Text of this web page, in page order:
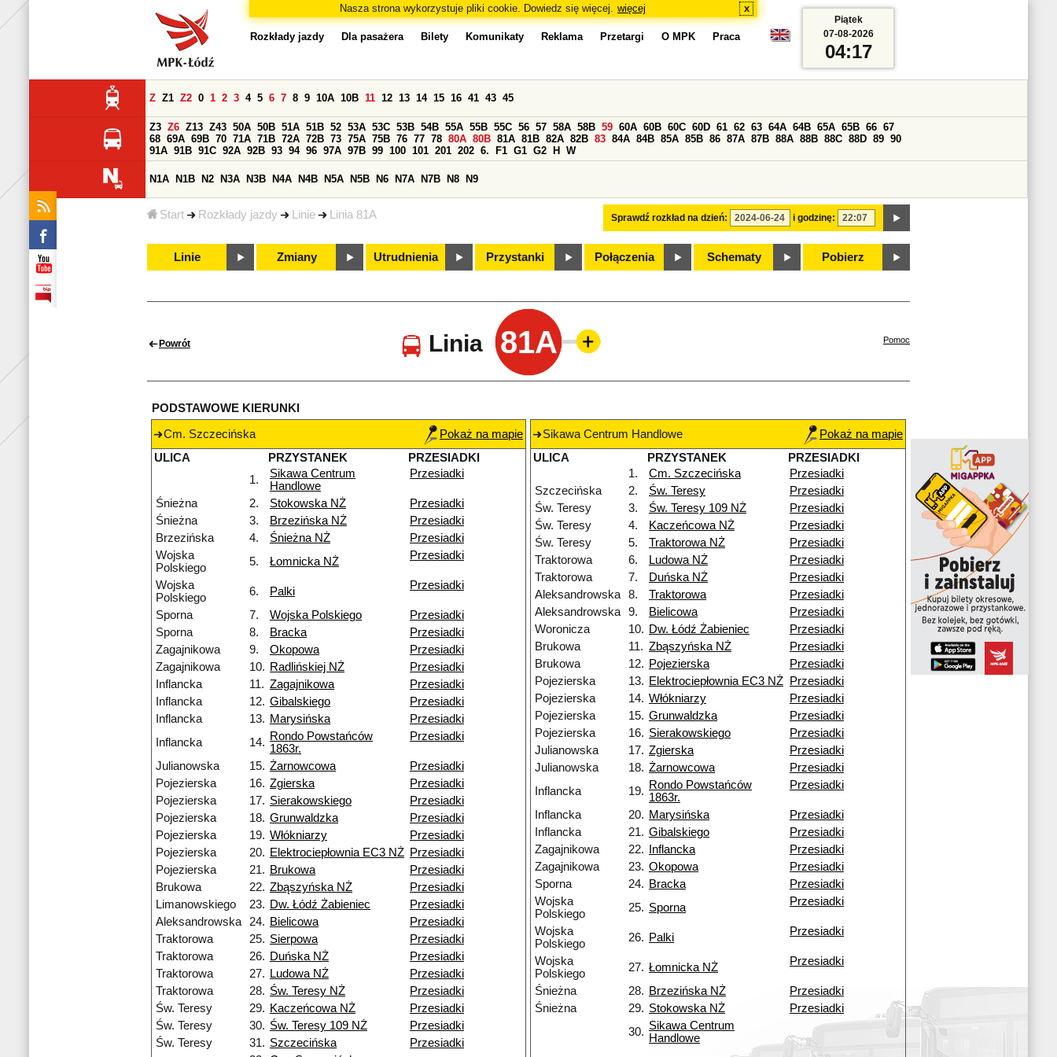
Nasza strona wykorzystuje pliki cookie. Dowiedz się więcej. więcej x
Start Rozkłady jazdy Linie Linia 81A
Rozkłady jazdy Dla pasażera Bilety Komunikaty Reklama Przetargi O MPK Praca
Sprawdź rozkład na dzień: i godzinę:
Z Z1 Z2 0 1 2 3 4 5 6 7 8 9 10A 10B 11 12 13 14 15 16 41 43 45
Z3 Z6 Z13 Z43 50A 50B 51A 51B 52 53A 53C 53B 54B 55A 55B 55C 56 57 58A 58B 59 60A 60B 60C 60D 61 62 63 64A 64B 65A 65B 66 67
68 69A 69B 70 71A 71B 72A 72B 73 75A 75B 76 77 78 80A 80B 81A 81B 82A 82B 83 84A 84B 85A 85B 86 87A 87B 88A 88B 88C 88D 89 90
91A 91B 91C 92A 92B 93 94 96 97A 97B 99 100 101 201 202 6. F1 G1 G2 H W
N1A N1B N2 N3A N3B N4A N4B N5A N5B N6 N7A N7B N8 N9
Linie Zmiany Utrudnienia Przystanki Połączenia Schematy Pobierz
Piątek
07-08-2026
04:17
Powrót Linia 81A Pomoc
PODSTAWOWE KIERUNKI
Cm. Szczecińska
Pokaż na mapie
ULICA
PRZYSTANEK
PRZESIADKI
1.
Sikawa Centrum
Handlowe
Przesiadki
Śnieżna 2. Stokowska NŻ
Przesiadki
Śnieżna
3. Brzezińska NŻ
Przesiadki
Brzezińska
4. Śnieżna NŻ
Przesiadki
Wojska
Polskiego
5. Łomnicka NŻ Przesiadki
Wojska
Polskiego
6. Palki Przesiadki
Sporna 7. Wojska Polskiego
Przesiadki
Sporna
8. Bracka
Przesiadki
Zagajnikowa
9. Okopowa
Przesiadki
Zagajnikowa
10. Radlińskiej NŻ
Przesiadki
Inflancka
11. Zagajnikowa
Przesiadki
Inflancka
12. Gibalskiego
Przesiadki
Inflancka
13. Marysińska
Przesiadki
Inflancka
14. Rondo Powstańców
1863r.
Przesiadki
Julianowska 15. Żarnowcowa
Przesiadki
Pojezierska
16. Zgierska
Przesiadki
Pojezierska
17. Sierakowskiego
Przesiadki
Pojezierska
18. Grunwaldzka
Przesiadki
Pojezierska
19. Włókniarzy
Przesiadki
Pojezierska
20. Elektrociepłownia EC3 NŻ Przesiadki
Pojezierska
21. Brukowa
Przesiadki
Brukowa
22. Zbąszyńska NŻ
Przesiadki
Limanowskiego
23. Dw. Łódź Żabieniec
Przesiadki
Aleksandrowska
24. Bielicowa
Przesiadki
Traktorowa
25. Sierpowa
Przesiadki
Traktorowa
26. Duńska NŻ
Przesiadki
Traktorowa
27. Ludowa NŻ
Przesiadki
Traktorowa
28. Św. Teresy NŻ
Przesiadki
Św. Teresy
29. Kaczeńcowa NŻ
Przesiadki
Św. Teresy
30. Św. Teresy 109 NŻ
Przesiadki
Św. Teresy
31. Szczecińska
Przesiadki
Sikawa Centrum Handlowe
Pokaż na mapie
ULICA
PRZYSTANEK
PRZESIADKI
1.
Cm. Szczecińska
Przesiadki
Szczecińska
2. Św. Teresy
Przesiadki
Św. Teresy
3. Św. Teresy 109 NŻ
Przesiadki
Św. Teresy
4. Kaczeńcowa NŻ
Przesiadki
Św. Teresy
5. Traktorowa NŻ
Przesiadki
Traktorowa
6. Ludowa NŻ
Przesiadki
Traktorowa
7. Duńska NŻ
Przesiadki
Aleksandrowska
8. Traktorowa
Przesiadki
Aleksandrowska
9. Bielicowa
Przesiadki
Woronicza
10. Dw. Łódź Żabieniec
Przesiadki
Brukowa
11. Zbąszyńska NŻ
Przesiadki
Brukowa
12. Pojezierska
Przesiadki
Pojezierska
13. Elektrociepłownia EC3 NŻ
Przesiadki
Pojezierska
14. Włókniarzy
Przesiadki
Pojezierska
15. Grunwaldzka
Przesiadki
Pojezierska
16. Sierakowskiego
Przesiadki
Julianowska
17. Zgierska
Przesiadki
Julianowska
18. Żarnowcowa
Przesiadki
Inflancka
19. Rondo Powstańców
1863r.
Przesiadki
Inflancka 20. Marysińska
Przesiadki
Inflancka
21. Gibalskiego
Przesiadki
Zagajnikowa
22. Inflancka
Przesiadki
Zagajnikowa
23. Okopowa
Przesiadki
Sporna
24. Bracka
Przesiadki
Wojska
Polskiego
25. Sporna Przesiadki
Wojska
Polskiego
26. Palki Przesiadki
Wojska
Polskiego
27. Łomnicka NŻ Przesiadki
Śnieżna 28. Brzezińska NŻ
Przesiadki
Śnieżna
29. Stokowska NŻ
Przesiadki
30. Sikawa Centrum
Handlowe